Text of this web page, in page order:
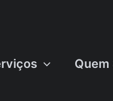
Quem